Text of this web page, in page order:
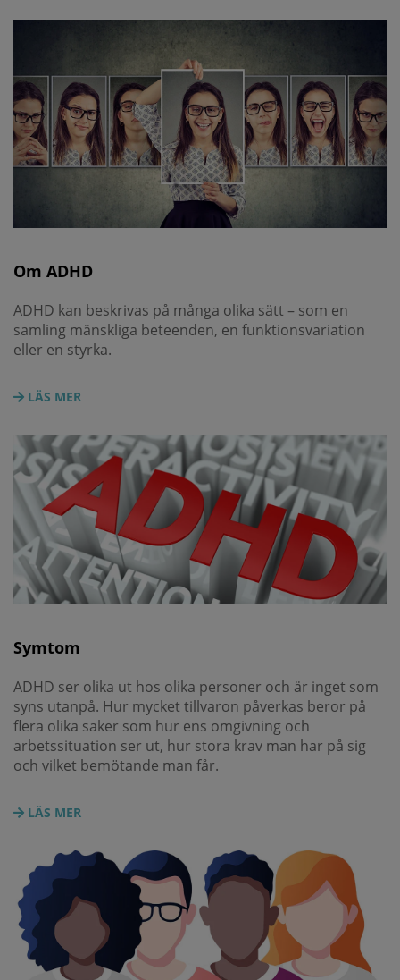
Om ADHD
ADHD kan beskrivas på många olika sätt – som en
samling mänskliga beteenden, en funktionsvariation
eller en styrka.
LÄS MER
Symtom
ADHD ser olika ut hos olika personer och är inget som
syns utanpå. Hur mycket tillvaron påverkas beror på
flera olika saker som hur ens omgivning och
arbetssituation ser ut, hur stora krav man har på sig
och vilket bemötande man får.
LÄS MER